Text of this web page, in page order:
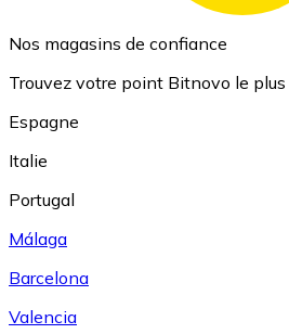
Nos magasins de confiance
Trouvez votre point Bitnovo le
Espagne
Italie
Portugal
Málaga
Barcelona
Valencia